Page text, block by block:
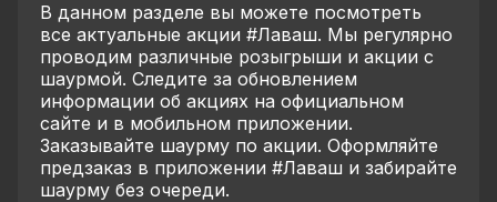
В данном разделе вы можете посмотреть
все актуальные акции #Лаваш. Мы регулярно
проводим различные розыгрыши и акции с
шаурмой. Следите за обновлением
информации об акциях на официальном
сайте и в мобильном приложении.
Заказывайте шаурму по акции. Оформляйте
предзаказ в приложении #Лаваш и забирайте
шаурму без очереди.